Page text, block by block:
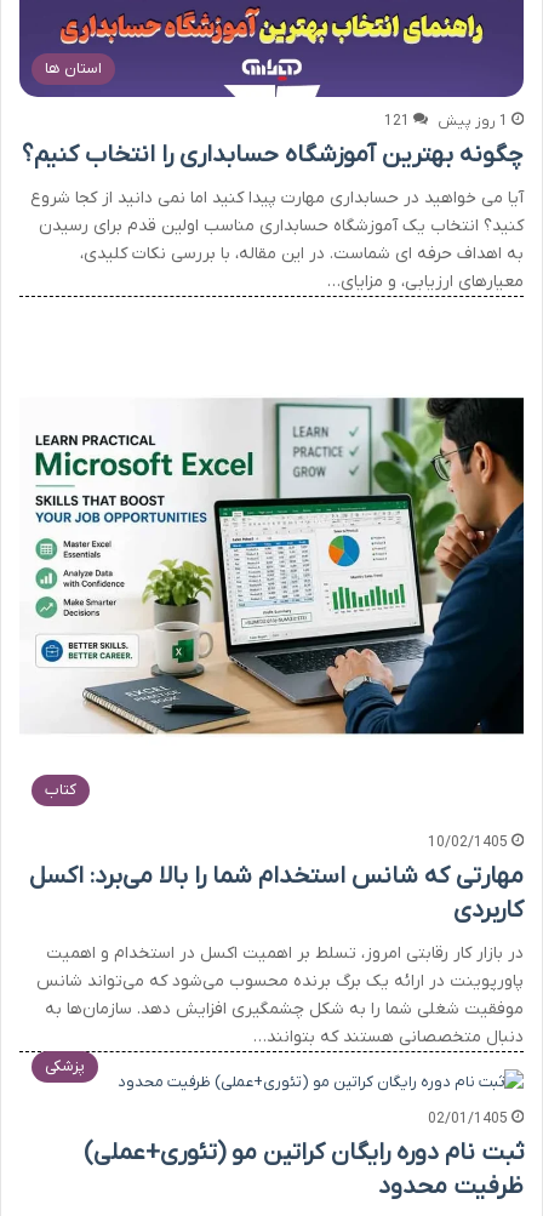
استان ها
1 روز پیش 121
چگونه بهترین آموزشگاه حسابداری را انتخاب کنیم؟
آیا می خواهید در حسابداری مهارت پیدا کنید اما نمی دانید از کجا شروع
کنید؟ انتخاب یک آموزشگاه حسابداری مناسب اولین قدم برای رسیدن
به اهداف حرفه ای شماست. در این مقاله، با بررسی نکات کلیدی،
معیارهای ارزیابی، و مزایای…
کتاب
10/02/1405
مهارتی که شانس استخدام شما را بالا می‌برد: اکسل
کاربردی
در بازار کار رقابتی امروز، تسلط بر اهمیت اکسل در استخدام و اهمیت
پاورپوینت در ارائه یک برگ برنده محسوب می‌شود که می‌تواند شانس
موفقیت شغلی شما را به شکل چشمگیری افزایش دهد. سازمان‌ها به
دنبال متخصصانی هستند که بتوانند…
پزشکی
02/01/1405
ثبت نام دوره رایگان کراتین مو (تئوری+عملی)
ظرفیت محدود